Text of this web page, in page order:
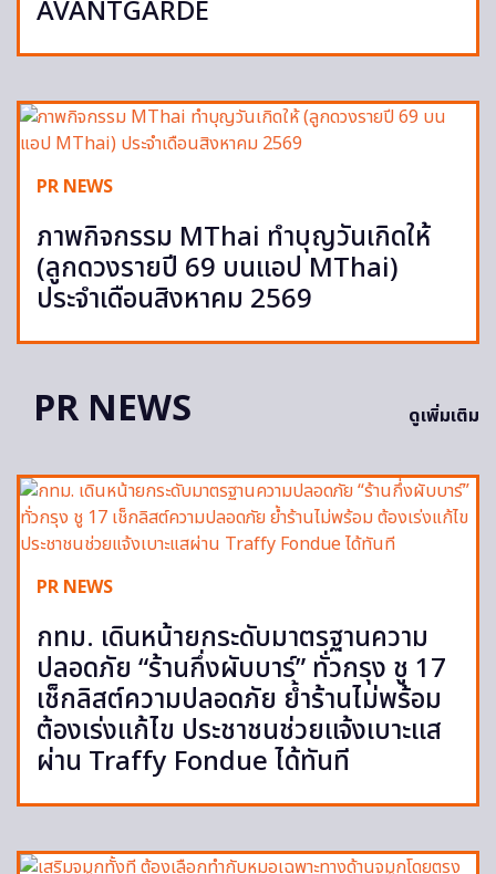
AVANTGARDE
PR NEWS
ภาพกิจกรรม MThai ทำบุญวันเกิดให้
(ลูกดวงรายปี 69 บนแอป MThai)
ประจำเดือนสิงหาคม 2569
PR NEWS ดูเพิ่มเติม
PR NEWS
กทม. เดินหน้ายกระดับมาตรฐานความ
ปลอดภัย “ร้านกึ่งผับบาร์” ทั่วกรุง ชู 17
เช็กลิสต์ความปลอดภัย ย้ำร้านไม่พร้อม
ต้องเร่งแก้ไข ประชาชนช่วยแจ้งเบาะแส
ผ่าน Traffy Fondue ได้ทันที